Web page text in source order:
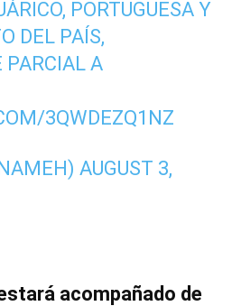
PORTUGUESA Y
DEL PAÍS,
PARCIAL A
3QWDEZQ1NZ
AUGUST 3,
acompañado de